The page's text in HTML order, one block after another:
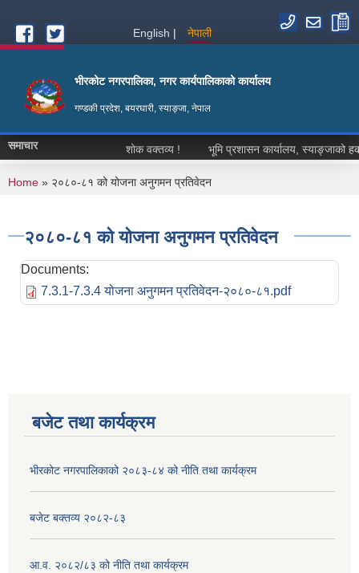
English
नेपाली
भीरकोट नगरपालिका, नगर कार्यपालिकाको कार्यालय
गण्डकी प्रदेश, बयरघारी, स्याङ्जा, नेपाल
समाचार शोक वक्तव्य ! भूमि प्रशासन कार्यालय, स्याङ्जाको
You are here
Home » २०८०-८१ को योजना अनुगमन प्रतिवेदन
२०८०-८१ को योजना अनुगमन प्रतिवेदन
Documents:
7.3.1-7.3.4 योजना अनुगमन प्रतिवेदन-२०८०-८१.pdf
बजेट तथा कार्यक्रम
भीरकोट नगरपालिकाको २०८३-८४ को नीति तथा कार्यक्रम
बजेट बक्तव्य २०८२-८३
आ.व. २०८२/८३ को नीति तथा कार्यक्रम